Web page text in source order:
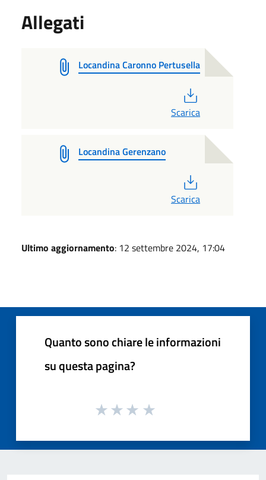
Allegati
Locandina Caronno Pertusella
Scarica
Locandina Gerenzano
Scarica
Ultimo aggiornamento: 12 settembre 2024, 17:04
Quanto sono chiare le informazioni
su questa pagina?